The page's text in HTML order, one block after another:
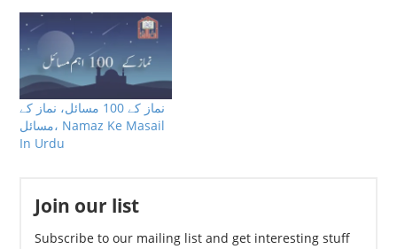
نماز کے 100 مسائل، نماز کے
مسائل، Namaz Ke Masail
In Urdu
Join our list
Subscribe to our mailing list and get interesting stuff